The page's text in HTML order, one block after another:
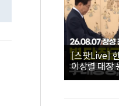
[스팟Live]
이상렬 대장
직접 수여｜